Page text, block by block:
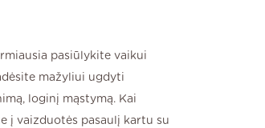
pasiūlykite vaikui
mažyliui ugdyti
loginį mąstymą. Kai
į vaizduotės pasaulį kartu su